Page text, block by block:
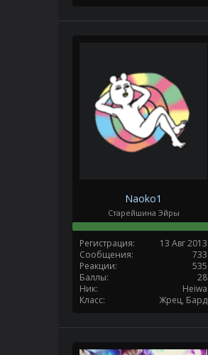
Naoko1
Старейшина Эйры
Регистрация
13 Авг 2013
Сообщения
733
Реакции
535
Баллы
28
Ник
Heiwa
Класс
Жрец, Бард